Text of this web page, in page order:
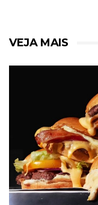
VEJA MAIS